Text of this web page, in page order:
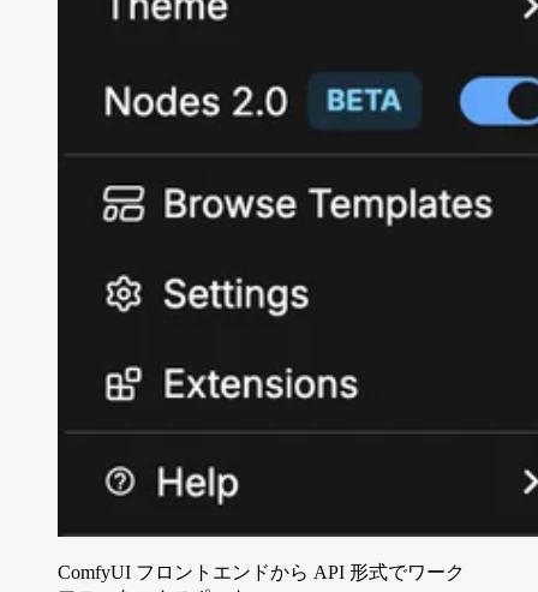
ComfyUI フロントエンドから API 形式でワーク